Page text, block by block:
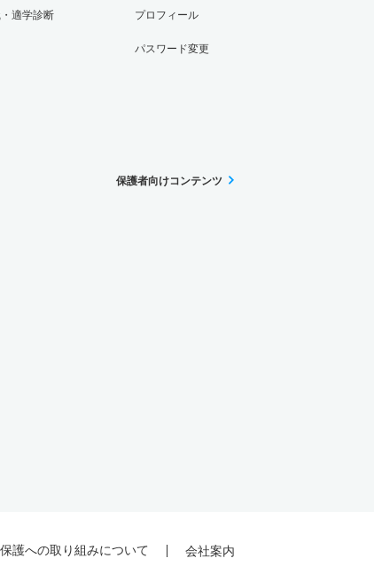
適学診断 プロフィール
パスワード変更
保護者向けコンテンツ
護への取り組みについて 会社案内